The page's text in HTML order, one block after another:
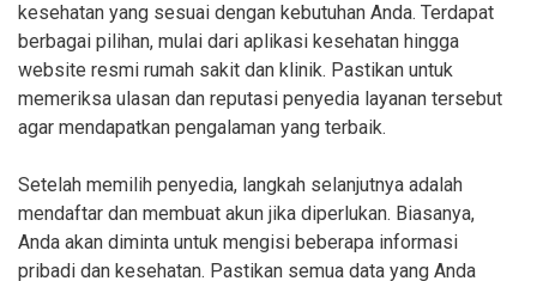
kesehatan yang sesuai dengan kebutuhan Anda. Terdapat
berbagai pilihan, mulai dari aplikasi kesehatan hingga
website resmi rumah sakit dan klinik. Pastikan untuk
memeriksa ulasan dan reputasi penyedia layanan tersebut
agar mendapatkan pengalaman yang terbaik.
Setelah memilih penyedia, langkah selanjutnya adalah
mendaftar dan membuat akun jika diperlukan. Biasanya,
Anda akan diminta untuk mengisi beberapa informasi
pribadi dan kesehatan. Pastikan semua data yang Anda